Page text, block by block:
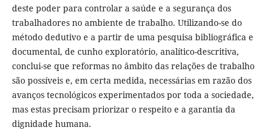
deste poder para controlar a saúde e a segurança dos
trabalhadores no ambiente de trabalho. Utilizando-se do
método dedutivo e a partir de uma pesquisa bibliográfica e
documental, de cunho exploratório, analítico-descritiva,
conclui-se que reformas no âmbito das relações de trabalho
são possíveis e, em certa medida, necessárias em razão dos
avanços tecnológicos experimentados por toda a sociedade,
mas estas precisam priorizar o respeito e a garantia da
dignidade humana.